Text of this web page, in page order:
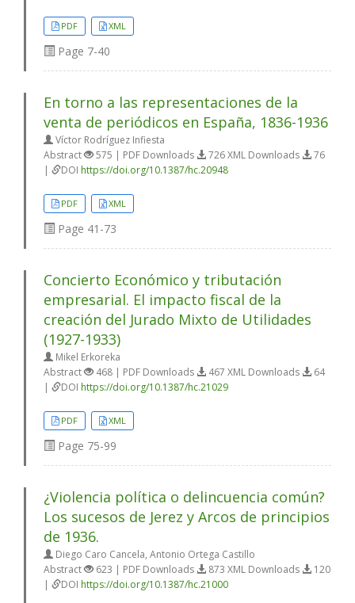
PDF XML
Page 7-40
En torno a las representaciones de la
venta de periódicos en España, 1836-1936
Víctor Rodríguez Infiesta
Abstract
575 | PDF Downloads 726 XML Downloads
76
|
DOI https://doi.org/10.1387/hc.20948
PDF XML
Page 41-73
Concierto Económico y tributación
empresarial. El impacto fiscal de la
creación del Jurado Mixto de Utilidades
(1927-1933)
Mikel Erkoreka
Abstract
468 | PDF Downloads 467 XML Downloads
64
|
DOI https://doi.org/10.1387/hc.21029
PDF XML
Page 75-99
¿Violencia política o delincuencia común?
Los sucesos de Jerez y Arcos de principios
de 1936.
Diego Caro Cancela, Antonio Ortega Castillo
Abstract
623 | PDF Downloads 873 XML Downloads
120
|
DOI https://doi.org/10.1387/hc.21000